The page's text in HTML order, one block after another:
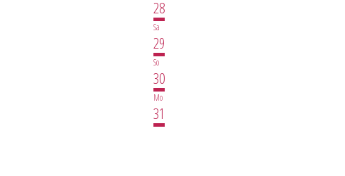
28
Sa
29
So
30
Mo
31